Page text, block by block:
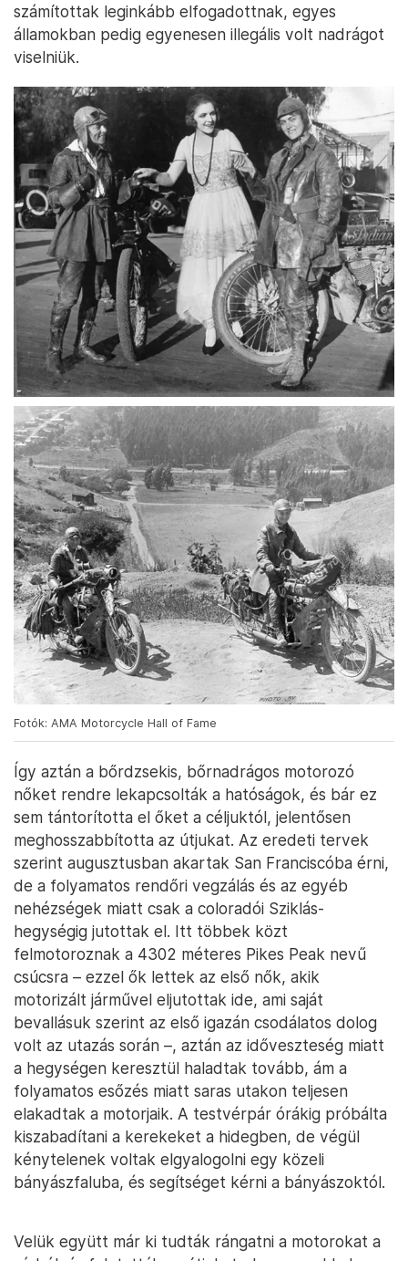
számítottak leginkább elfogadottnak, egyes
államokban pedig egyenesen illegális volt nadrágot
viselniük.
Fotók: AMA Motorcycle Hall of Fame
Így aztán a bőrdzsekis, bőrnadrágos motorozó
nőket rendre lekapcsolták a hatóságok, és bár ez
sem tántorította el őket a céljuktól, jelentősen
meghosszabbította az útjukat. Az eredeti tervek
szerint augusztusban akartak San Franciscóba érni,
de a folyamatos rendőri vegzálás és az egyéb
nehézségek miatt csak a coloradói Sziklás-
hegységig jutottak el. Itt többek közt
felmotoroznak a 4302 méteres Pikes Peak nevű
csúcsra – ezzel ők lettek az első nők, akik
motorizált járművel eljutottak ide, ami saját
bevallásuk szerint az első igazán csodálatos dolog
volt az utazás során –, aztán az időveszteség miatt
a hegységen keresztül haladtak tovább, ám a
folyamatos esőzés miatt saras utakon teljesen
elakadtak a motorjaik. A testvérpár órákig próbálta
kiszabadítani a kerekeket a hidegben, de végül
kénytelenek voltak elgyalogolni egy közeli
bányászfaluba, és segítséget kérni a bányászoktól.
Velük együtt már ki tudták rángatni a motorokat a